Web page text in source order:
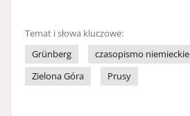
Temat i słowa kluczowe:
Grünberg
czasopismo niemieckie
Zielona Góra
Prusy